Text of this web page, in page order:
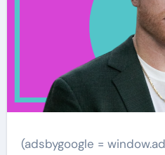
(adsbygoogle =